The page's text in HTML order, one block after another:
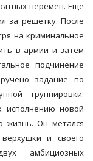
перемен. Еще
за решетку. После
на криминальное
в армии и затем
подчинение
задание по
группировки.
исполнению новой
жизнь. Он метался
и своего
амбициозных